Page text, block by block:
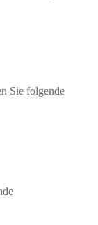
Sie folgende